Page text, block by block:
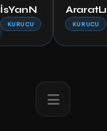
İsYanN
KURUCU
AraratLı
KURUCU